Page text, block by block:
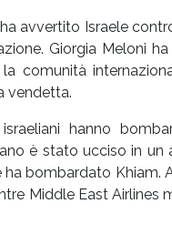
avvertito Israele
Giorgia Meloni
comunità
vendetta.
hanno
è stato ucciso in
bombardato Khiam.
Middle East Airlines